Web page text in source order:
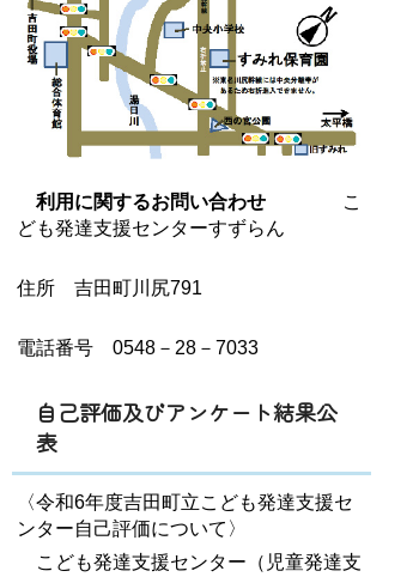
利用に関するお問い合わせ
こ
ども発達支援センターすずらん
住所 吉田町川尻791
電話番号 0548－28－7033
自己評価及びアンケート結果公
表
〈令和6年度吉田町立こども発達支援セ
ンター自己評価について〉
こども発達支援センター（児童発達支